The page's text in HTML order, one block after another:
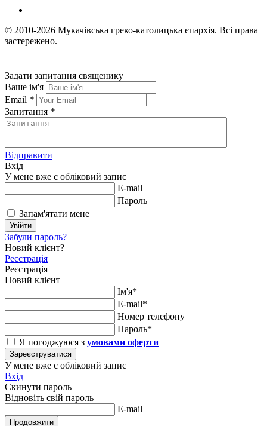
© 2010-2026 Мукачівська греко-католицька єпархія. Всі права
застережено.
Задати запитання священику
Ваше ім'я
Email *
Запитання *
Відправити
Вхід
У мене вже є обліковий запис
E-mail
Пароль
Запам'ятати мене
Увійти
Забули пароль?
Новий клієнт?
Реєстрація
Реєстрація
Новий клієнт
Ім'я*
E-mail*
Номер телефону
Пароль*
Я погоджуюся з умовами оферти
Зареєструватися
У мене вже є обліковий запис
Вхід
Скинути пароль
Відновіть свій пароль
E-mail
Продовжити